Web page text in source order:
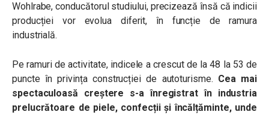
Wohlrabe, conducătorul studiului, precizează însă că indicii
producției vor evolua diferit, în funcție de ramura
industrială.
Pe ramuri de activitate, indicele a crescut de la 48 la 53 de
puncte în privința construcției de autoturisme. Cea mai
spectaculoasă creștere s-a înregistrat în industria
prelucrătoare de piele, confecții și încălțăminte, unde